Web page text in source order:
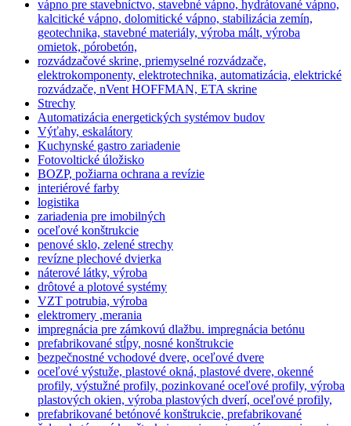
vápno pre stavebníctvo, stavebné vápno, hydrátované vápno,
kalcitické vápno, dolomitické vápno, stabilizácia zemín,
geotechnika, stavebné materiály, výroba mált, výroba
omietok, pórobetón,
rozvádzačové skrine, priemyselné rozvádzače,
elektrokomponenty, elektrotechnika, automatizácia, elektrické
rozvádzače, nVent HOFFMAN, ETA skrine
Strechy
Automatizácia energetických systémov budov
Výťahy, eskalátory
Kuchynské gastro zariadenie
Fotovoltické úložisko
BOZP, požiarna ochrana a revízie
interiérové farby
logistika
zariadenia pre imobilných
oceľové konštrukcie
penové sklo, zelené strechy
revízne plechové dvierka
náterové látky, výroba
drôtové a plotové systémy
VZT potrubia, výroba
elektromery ,merania
impregnácia pre zámkovú dlažbu. impregnácia betónu
prefabrikované stĺpy, nosné konštrukcie
bezpečnostné vchodové dvere, oceľové dvere
oceľové výstuže, plastové okná, plastové dvere, okenné
profily, výstužné profily, pozinkované oceľové profily, výroba
plastových okien, výroba plastových dverí, oceľové profily,
prefabrikované betónové konštrukcie, prefabrikované